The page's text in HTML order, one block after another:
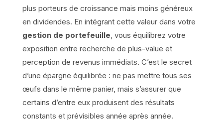
plus porteurs de croissance mais moins généreux
en dividendes. En intégrant cette valeur dans votre
gestion de portefeuille , vous équilibrez votre
exposition entre recherche de plus-value et
perception de revenus immédiats. C’est le secret
d’une épargne équilibrée : ne pas mettre tous ses
œufs dans le même panier, mais s’assurer que
certains d’entre eux produisent des résultats
constants et prévisibles année après année.